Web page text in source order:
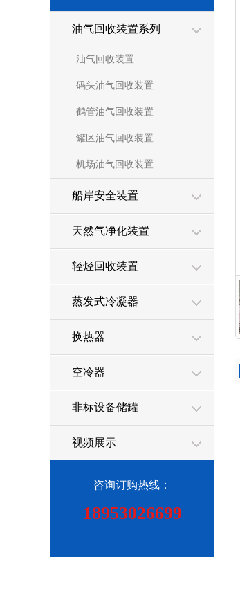
油气回收装置系列
油气回收装置
码头油气回收装置
鹤管油气回收装置
罐区油气回收装置
机场油气回收装置
船岸安全装置
天然气净化装置
轻烃回收装置
蒸发式冷凝器
换热器
空冷器
非标设备储罐
视频展示
咨询订购热线：
18953026699